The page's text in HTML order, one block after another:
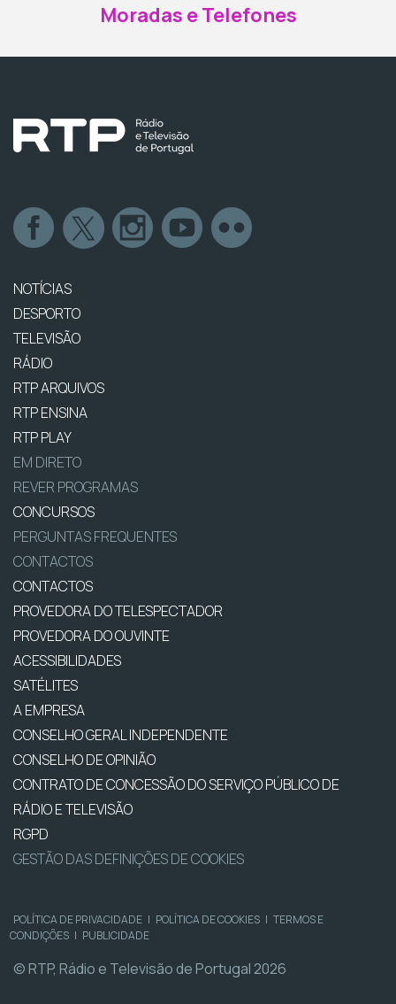
Moradas e Telefones
NOTÍCIAS
DESPORTO
TELEVISÃO
RÁDIO
RTP ARQUIVOS
RTP ENSINA
RTP PLAY
EM DIRETO
REVER PROGRAMAS
CONCURSOS
PERGUNTAS FREQUENTES
CONTACTOS
CONTACTOS
PROVEDORA DO TELESPECTADOR
PROVEDORA DO OUVINTE
ACESSIBILIDADES
SATÉLITES
A EMPRESA
CONSELHO GERAL INDEPENDENTE
CONSELHO DE OPINIÃO
CONTRATO DE CONCESSÃO DO SERVIÇO PÚBLICO DE
RÁDIO E TELEVISÃO
RGPD
GESTÃO DAS DEFINIÇÕES DE COOKIES
POLÍTICA DE PRIVACIDADE | POLÍTICA DE COOKIES | TERMOS E
CONDIÇÕES | PUBLICIDADE
© RTP, Rádio e Televisão de Portugal 2026